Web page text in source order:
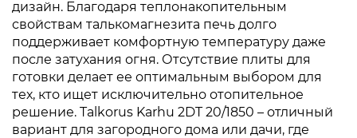
дизайн. Благодаря теплонакопительным
свойствам талькомагнезита печь долго
поддерживает комфортную температуру даже
после затухания огня. Отсутствие плиты для
готовки делает ее оптимальным выбором для
тех, кто ищет исключительно отопительное
решение. Talkorus Karhu 2DT 20/1850 – отличный
вариант для загородного дома или дачи, где